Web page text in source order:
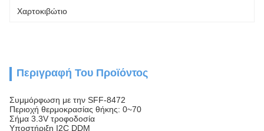
Χαρτοκιβώτιο
Περιγραφή Του Προϊόντος
Συμμόρφωση με την SFF-8472
Περιοχή θερμοκρασίας θήκης: 0~70
Σήμα 3.3V τροφοδοσία
Υποστήριξη I2C DDM